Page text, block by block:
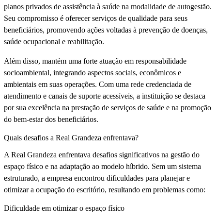
planos privados de assistência à saúde na modalidade de autogestão.
Seu compromisso é oferecer serviços de qualidade para seus
beneficiários, promovendo ações voltadas à prevenção de doenças,
saúde ocupacional e reabilitação.
Além disso, mantém uma forte atuação em responsabilidade
socioambiental, integrando aspectos sociais, econômicos e
ambientais em suas operações. Com uma rede credenciada de
atendimento e canais de suporte acessíveis, a instituição se destaca
por sua excelência na prestação de serviços de saúde e na promoção
do bem-estar dos beneficiários.
Quais desafios a Real Grandeza enfrentava?
A Real Grandeza enfrentava desafios significativos na gestão do
espaço físico e na adaptação ao modelo híbrido. Sem um sistema
estruturado, a empresa encontrou dificuldades para planejar e
otimizar a ocupação do escritório, resultando em problemas como:
Dificuldade em otimizar o espaço físico